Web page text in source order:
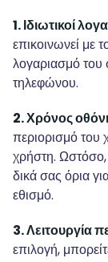
1. Ιδιωτικοί
επικοινωνεί με
λογαριασμό του
τηλεφώνου.
2. Χρόνος
περιορισμό του
χρήστη. Ωστόσο,
δικά σας όρια
εθισμό.
3. Λειτουργία
επιλογή,